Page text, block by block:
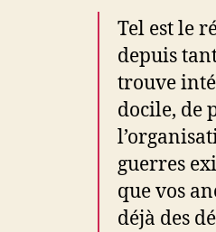
Tel est le
depuis
trouve
docile, de
guerres
que vos
déjà des